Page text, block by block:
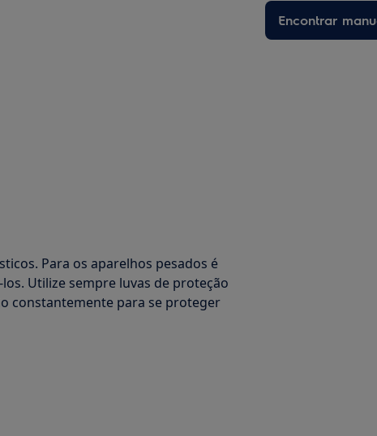
Para os aparelhos pesados é
Utilize sempre luvas de proteção
constantemente para se proteger
Encontrar